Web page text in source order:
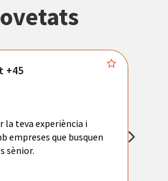
+45
la teva experiència i
empreses que busquen
sènior.